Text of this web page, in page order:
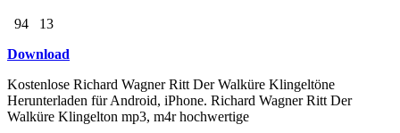
94
13
Download
Kostenlose Richard Wagner Ritt Der Walküre Klingeltöne
Herunterladen für Android, iPhone. Richard Wagner Ritt Der
Walküre Klingelton mp3, m4r hochwertige